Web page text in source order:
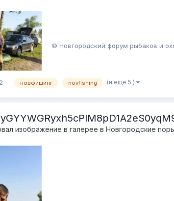
© Новгородский форум рыбаков и
новфишинг novfishing (и ещё 5 )
изображение в галерее в Новгородские